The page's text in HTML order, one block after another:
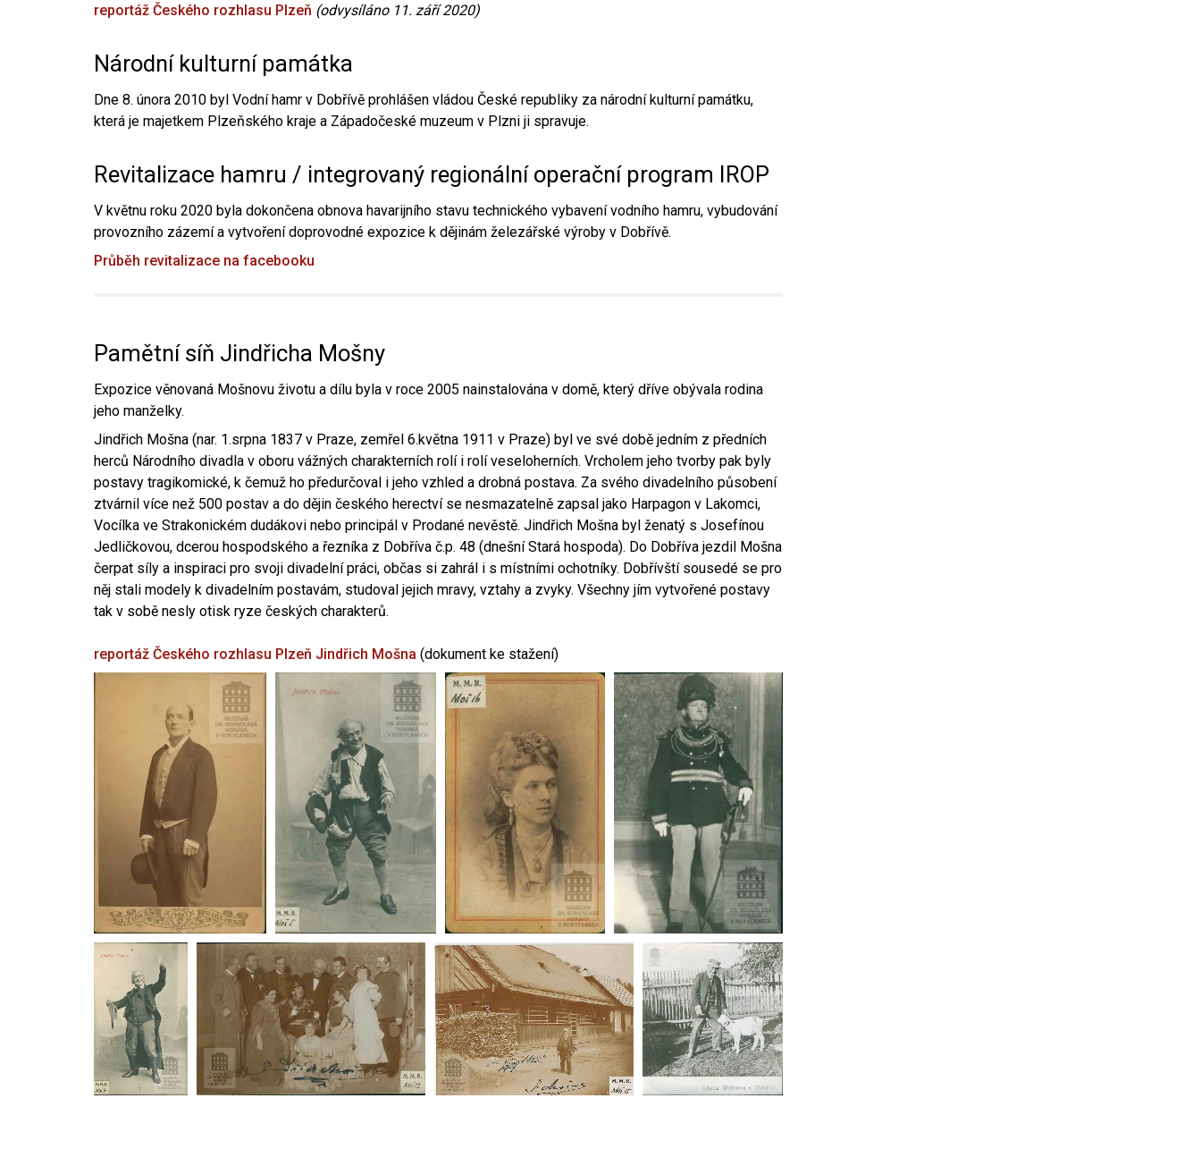
reportáž Českého rozhlasu Plzeň (odvysíláno 11. září 2020)
Národní kulturní památka
Dne 8. února 2010 byl Vodní hamr v Dobřívě prohlášen vládou České republiky za národní kulturní památku,
která je majetkem Plzeňského kraje a Západočeské muzeum v Plzni ji spravuje.
Revitalizace hamru / integrovaný regionální operační program IROP
V květnu roku 2020 byla dokončena obnova havarijního stavu technického vybavení vodního hamru, vybudování
provozního zázemí a vytvoření doprovodné expozice k dějinám železářské výroby v Dobřívě.
Průběh revitalizace na facebooku
Pamětní síň Jindřicha Mošny
Expozice věnovaná Mošnovu životu a dílu byla v roce 2005 nainstalována v domě, který dříve obývala rodina
jeho manželky.
Jindřich Mošna (nar. 1.srpna 1837 v Praze, zemřel 6.května 1911 v Praze) byl ve své době jedním z předních
herců Národního divadla v oboru vážných charakterních rolí i rolí veseloherních. Vrcholem jeho tvorby pak byly
postavy tragikomické, k čemuž ho předurčoval i jeho vzhled a drobná postava. Za svého divadelního působení
ztvárnil více než 500 postav a do dějin českého herectví se nesmazatelně zapsal jako Harpagon v Lakomci,
Vocílka ve Strakonickém dudákovi nebo principál v Prodané nevěstě. Jindřich Mošna byl ženatý s Josefínou
Jedličkovou, dcerou hospodského a řezníka z Dobříva č.p. 48 (dnešní Stará hospoda). Do Dobříva jezdil Mošna
čerpat síly a inspiraci pro svoji divadelní práci, občas si zahrál i s místními ochotníky. Dobřívští sousedé se pro
něj stali modely k divadelním postavám, studoval jejich mravy, vztahy a zvyky. Všechny jím vytvořené postavy
tak v sobě nesly otisk ryze českých charakterů.
reportáž Českého rozhlasu Plzeň Jindřich Mošna (dokument ke stažení)